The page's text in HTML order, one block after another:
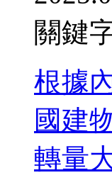
關鍵
根據
國建
轉量